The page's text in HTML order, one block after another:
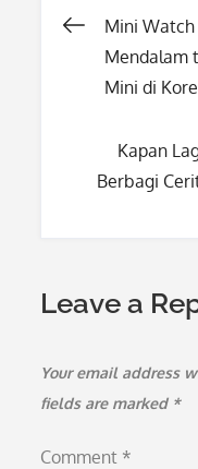
Post
Mini Watch
Mendalam
Mini di
Kapan
Berbagi
Leave a
Your email address
fields are marked *
Comment *